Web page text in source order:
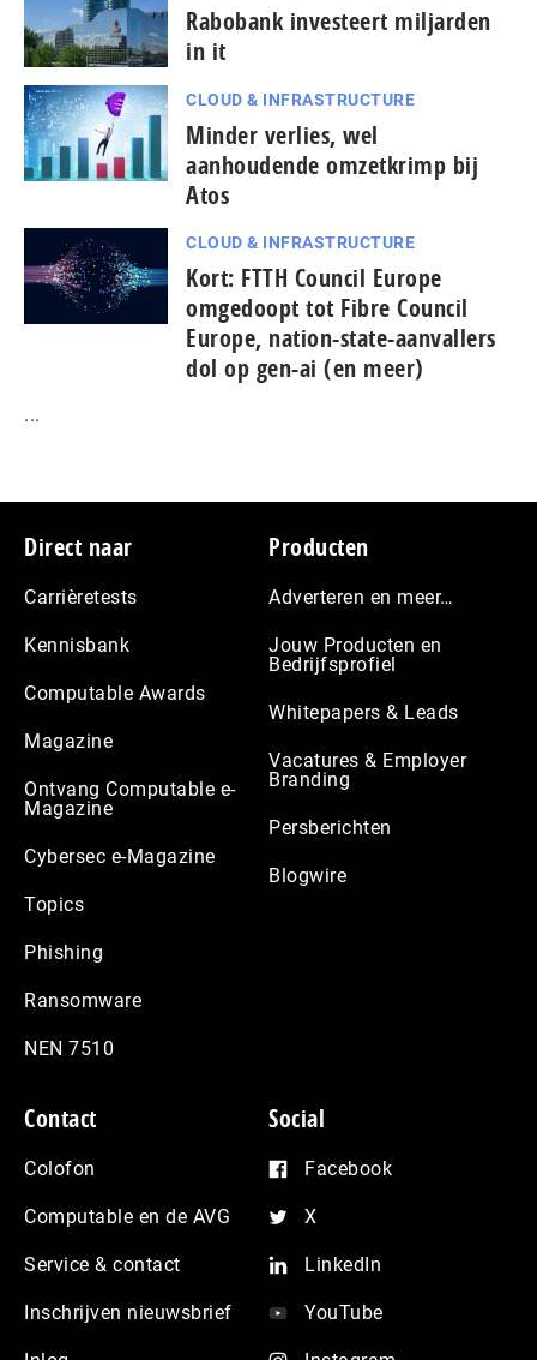
Rabobank investeert miljarden
in it
CLOUD & INFRASTRUCTURE
Minder verlies, wel
aanhoudende omzetkrimp bij
Atos
CLOUD & INFRASTRUCTURE
Kort: FTTH Council Europe
omgedoopt tot Fibre Council
Europe, nation-state-aanvallers
dol op gen-ai (en meer)
...
Footer
Direct naar
Carrièretests
Kennisbank
Computable Awards
Magazine
Ontvang Computable e-
Magazine
Cybersec e-Magazine
Topics
Phishing
Ransomware
NEN 7510
Producten
Adverteren en meer…
Jouw Producten en
Bedrijfsprofiel
Whitepapers & Leads
Vacatures & Employer
Branding
Persberichten
Blogwire
Contact
Colofon
Computable en de AVG
Service & contact
Inschrijven nieuwsbrief
Social
Facebook
X
LinkedIn
YouTube